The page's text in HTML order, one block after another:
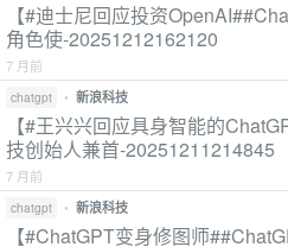
【#迪士尼回应投资
角色使-20251212162120
7 月前
chatgpt • 新浪科技
【#王兴兴回应具身智能的
技创始人兼首-20251211214845
7 月前
chatgpt • 新浪科技
【#ChatGPT变身修图师